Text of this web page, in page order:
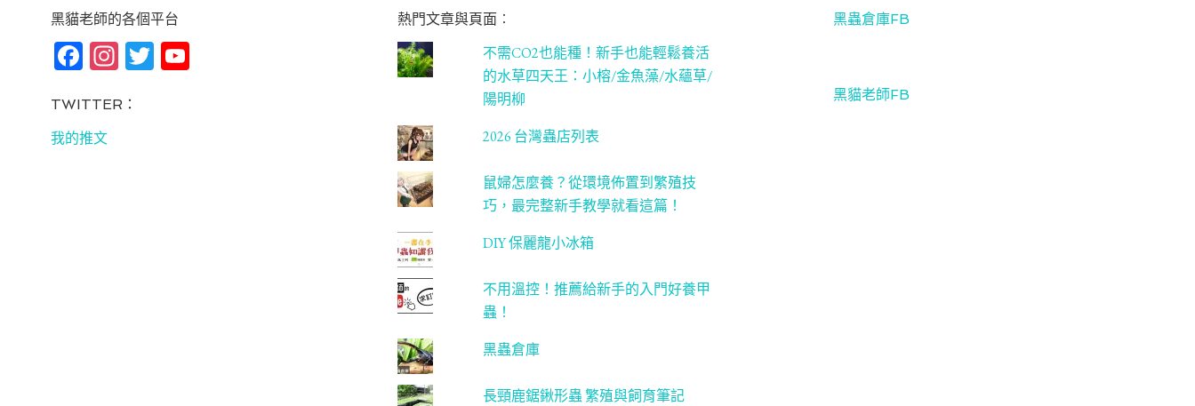
黑貓老師的各個平台
Fa
bo
ok
In
ag
T
TWITTER：
我的推文
熱門文章與頁面︰
不需CO2也能種！新手也能輕鬆養活
的水草四天王：小榕/金魚藻/水蘊草/
陽明柳
2026 台灣蟲店列表
鼠婦怎麼養？從環境佈置到繁殖技
巧，最完整新手教學就看這篇！
DIY 保麗龍小冰箱
不用溫控！推薦給新手的入門好養甲
蟲！
黑蟲倉庫
長頸鹿鋸鍬形蟲 繁殖與飼育筆記
黑蟲倉庫FB
黑貓老師FB